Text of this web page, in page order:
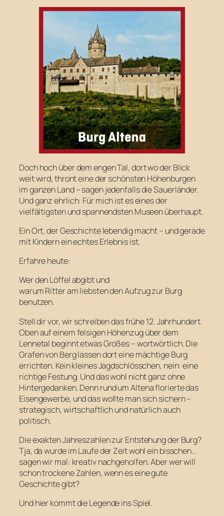
Doch hoch über dem engen Tal, dort wo der Blick
weit wird, thront eine der schönsten Höhenburgen
im ganzen Land – sagen jedenfalls die Sauerländer.
Und ganz ehrlich: Für mich ist es eines der
vielfältigsten und spannendsten Museen überhaupt.
Ein Ort, der Geschichte lebendig macht – und gerade
mit Kindern ein echtes Erlebnis ist.
Erfahre heute:
Wer den Löffel abgibt und
warum Ritter am liebsten den Aufzug zur Burg
benutzen.
Stell dir vor, wir schreiben das frühe 12. Jahrhundert.
Oben auf einem felsigen Höhenzug über dem
Lennetal beginnt etwas Großes – wortwörtlich. Die
Grafen von Berg lassen dort eine mächtige Burg
errichten. Kein kleines Jagdschlösschen, nein: eine
richtige Festung. Und das wohl nicht ganz ohne
Hintergedanken. Denn rund um Altena florierte das
Eisengewerbe, und das wollte man sich sichern –
strategisch, wirtschaftlich und natürlich auch
politisch.
Die exakten Jahreszahlen zur Entstehung der Burg?
Tja, da wurde im Laufe der Zeit wohl ein bisschen…
sagen wir mal: kreativ nachgeholfen. Aber wer will
schon trockene Zahlen, wenn es eine gute
Geschichte gibt?
Und hier kommt die Legende ins Spiel.